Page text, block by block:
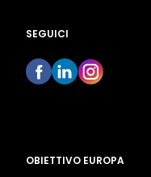
SEGUICI
OBIETTIVO EUROPA